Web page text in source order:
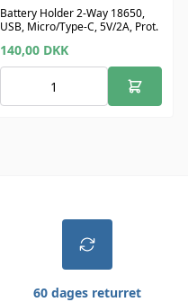
Battery Holder 2-Way 18650,
USB, Micro/Type-C, 5V/2A, Prot.
140,00 DKK
60 dages returret